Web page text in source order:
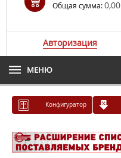
Общая сумма:
Авторизация
МЕНЮ
Конфигуратор